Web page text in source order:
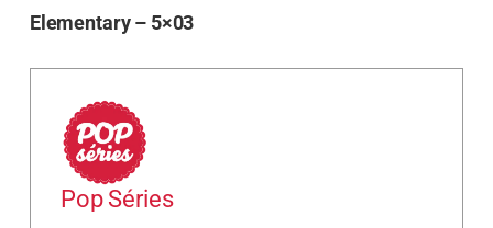
Elementary – 5×03
Pop Séries